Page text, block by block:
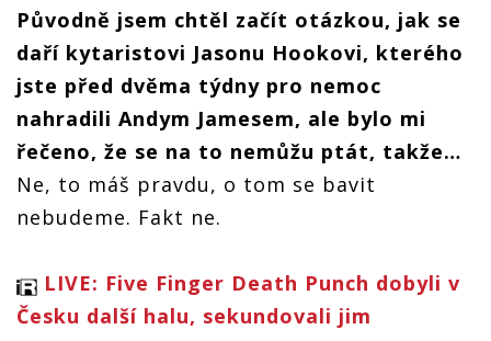
Původně jsem chtěl začít otázkou, jak se
daří kytaristovi Jasonu Hookovi, kterého
jste před dvěma týdny pro nemoc
nahradili Andym Jamesem, ale bylo mi
řečeno, že se na to nemůžu ptát, takže…
Ne, to máš pravdu, o tom se bavit
nebudeme. Fakt ne.
LIVE: Five Finger Death Punch dobyli v
Česku další halu, sekundovali jim